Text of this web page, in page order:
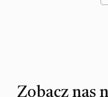
Zobacz nas